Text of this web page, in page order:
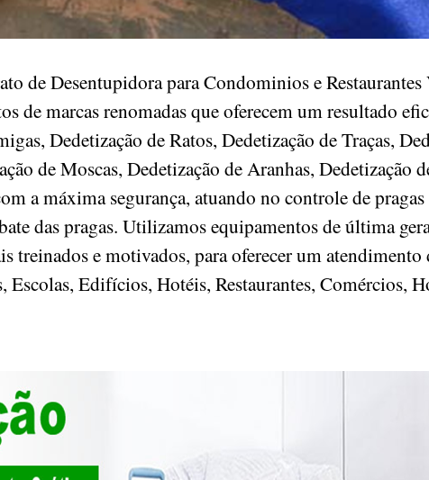
de Desentupidora para Condominios e
de marcas renomadas que oferecem um resultado
Dedetização de Ratos, Dedetização de Traças,
de Moscas, Dedetização de Aranhas, Dedetização
a máxima segurança, atuando no controle de
das pragas. Utilizamos equipamentos de última
treinados e motivados, para oferecer um atendimento
Edifícios, Hotéis, Restaurantes, Comércios,